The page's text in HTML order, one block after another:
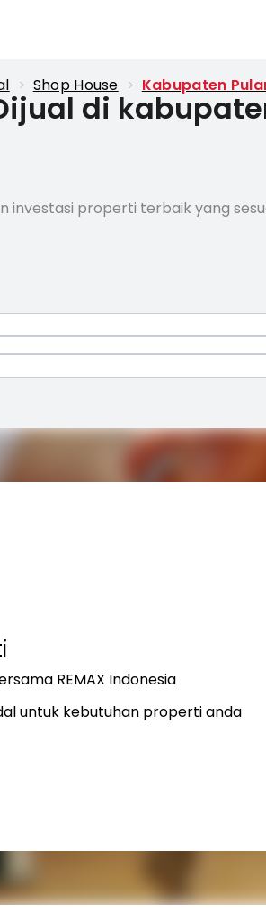
> Shop House > Kabupaten
di
investasi properti terbaik yang
REMAX Indonesia
untuk kebutuhan properti anda